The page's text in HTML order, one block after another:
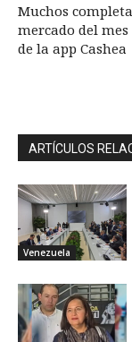
Muchos
mercado del
de la app Cashea
ARTÍCULOS
Venezuela